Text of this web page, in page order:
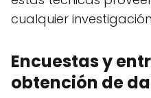
cualquier
Encuestas y
obtención de